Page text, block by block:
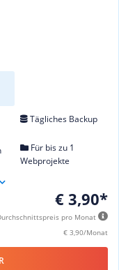
Tägliches Backup
Für bis zu 1
Webprojekte
€ 3,90*
pro Monat
€ 3,90/Monat